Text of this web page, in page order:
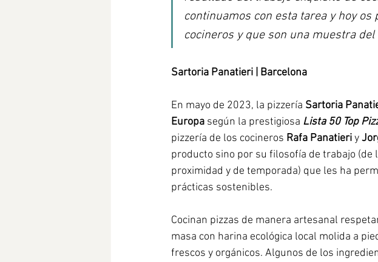
continuamos con esta tarea y hoy
cocineros y que son una muestra
Sartoria Panatieri | Barcelona
En mayo de 2023, la pizzería Sartoria
Europa según la prestigiosa Lista 50 Top
pizzería de los cocineros Rafa Panatieri y
producto sino por su filosofía de trabajo (de
proximidad y de temporada) que les ha
prácticas sostenibles.
Cocinan pizzas de manera artesanal
masa con harina ecológica local molida a
frescos y orgánicos. Algunos de los